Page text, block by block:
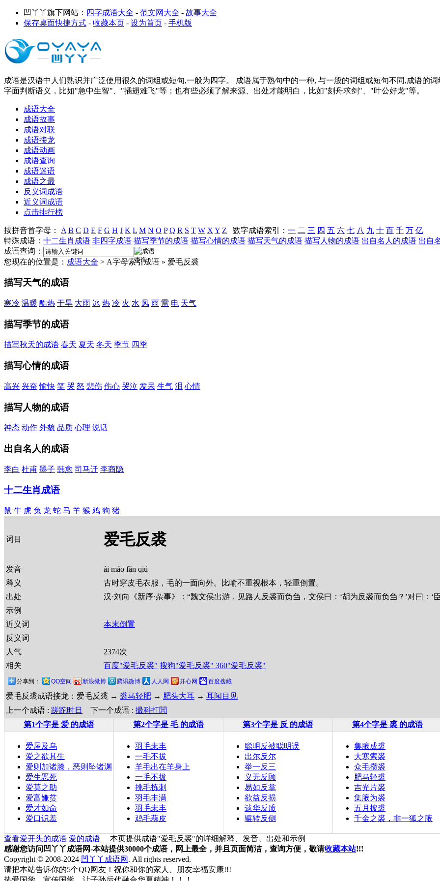
凹丫丫旗下网站： 四字成语大全 - 范文网大全 - 故事大全
保存桌面快捷方式 - 收藏本页 - 设为首页 - 手机版
成语是汉语中人们熟识并广泛使用很久的词组或短句,一般为四字。 成语属于熟句中的一种, 与一般的词组或短句不同,成语的
字面判断语义，比如"急中生智"、"插翅难飞"等；也有些必须了解来源、出处才能明白，比如"刻舟求剑"、"叶公好龙"等。
成语大全
成语故事
成语对联
成语接龙
成语动画
成语查询
成语迷语
成语之最
反义词成语
近义词成语
点击排行榜
按拼音首字母： A B C D E F G H J K L M N O P Q R S T W X Y Z 数字成语索引： 一 二 三 四 五 六 七 八 九 十 百 千 万 亿
特殊成语： 十二生肖成语 非四字成语 描写季节的成语 描写心情的成语 描写天气的成语 描写人物的成语 出自名人的成语 出自
成语查询：
您现在的位置是： 成语大全 > A字母索引成语 » 爱毛反裘
描写天气的成语
寒冷 温暖 酷热 干旱 大雨 冰 热 冷 火 水 风 雨 雷 电 天气
描写季节的成语
描写秋天的成语 春天 夏天 冬天 季节 四季
描写心情的成语
高兴 兴奋 愉快 笑 哭 怒 悲伤 伤心 哭泣 发呆 生气 泪 心情
描写人物的成语
神态 动作 外貌 品质 心理 说话
出自名人的成语
李白 杜甫 墨子 韩愈 司马迁 李商隐
十二生肖成语
鼠 牛 虎 兔 龙 蛇 马 羊 猴 鸡 狗 猪
词目 爱毛反裘
发音
ài máo fǎn qiú
释义
古时穿皮毛衣服，毛的一面向外。比喻不重视根本，轻重倒置。
出处
汉·刘向《新序·杂事》：“魏文侯出游，见路人反裘而负刍，文侯曰：‘胡为反裘而负刍？’对曰：‘
示例
近义词
本末倒置
反义词
人气
2374次
相关
百度"爱毛反裘" 搜狗"爱毛反裘" 360"爱毛反裘"
分享到： QQ空间 新浪微博 腾讯微博 人人网 开心网 百度搜藏
爱毛反裘成语接龙：爱毛反裘 → 裘马轻肥 → 肥头大耳 → 耳闻目见
上一个成语 : 蹉跎时日 下一个成语 : 撮科打閧
第1个字是 爱 的成语
第2个字是 毛 的成语 第3个字是 反 的成语 第4个字是 裘 的成语
爱屋及乌
爱之欲其生
爱则加诸膝，恶则坠诸渊
爱生恶死
爱莫之助
爱富嫌贫
爱才如命
爱口识羞
羽毛未丰
一毛不拔
羊毛出在羊身上
一毛不拔
挑毛拣刺
羽毛丰满
羽毛未丰
鸡毛蒜皮
聪明反被聪明误
出尔反尔
举一反三
义无反顾
易如反掌
欲益反损
遗华反质
辗转反侧
集腋成裘
大寒索裘
众毛攒裘
肥马轻裘
吉光片裘
集腋为裘
五月披裘
千金之裘，非一狐之腋
查看爱开头的成语 爱的成语 本页提供成语"爱毛反裘"的详细解释、发音、出处和示例
感谢您访问凹丫丫成语网-本站提供30000个成语，网上最全，并且页面简洁，查询方便，敬请收藏本站!!!
Copyright © 2008-2024 凹丫丫成语网 . All rights reserved.
请把本站告诉你的5个QQ网友！祝你和你的家人、朋友幸福安康!!!